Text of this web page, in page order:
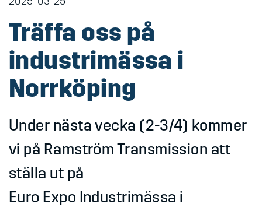
Träffa oss på
industrimässa i
Norrköping
Under nästa vecka (2-3/4) kommer
vi på Ramström Transmission att
ställa ut på
Euro Expo Industrimässa i